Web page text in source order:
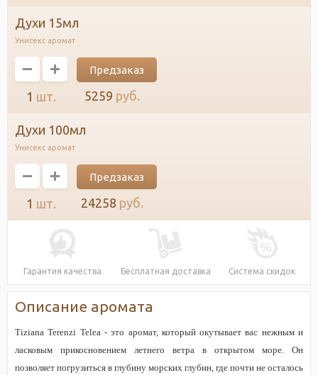
духи 15мл
Унисекс аромат
1 шт.
Предзаказ
5259 руб.
духи 100мл
Унисекс аромат
1 шт.
Предзаказ
24258 руб.
Гарантия качества Бесплатная доставка Система скидок
Описание аромата
Tiziana Terenzi Telea - это аромат, который окутывает вас нежным и
ласковым прикосновением летнего ветра в открытом море. Он
позволяет погрузиться в глубину морских глубин, где почти не осталось